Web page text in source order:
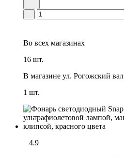
Во всех магазинах
16 шт.
В магазине ул. Рогожский вал
1 шт.
4.9